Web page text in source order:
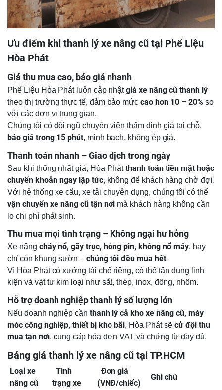
Ưu điểm khi thanh lý xe nâng cũ tại Phế Liệu
Hòa Phát
Giá thu mua cao, báo giá nhanh
Phế Liệu Hòa Phát luôn cập nhậtgiá xe nâng cũ thanh lý
theo thị trường thực tế, đảm bảo mức cao hơn 10 – 20% so
với các đơn vị trung gian.
Chúng tôi có đội ngũ chuyên viên thẩm định giá tại chỗ,
báo giá trong 15 phút, minh bạch, không ép giá.
Thanh toán nhanh – Giao dịch trong ngày
Sau khi thống nhất giá, Hòa Phátthanh toán tiền mặt hoặc
chuyển khoản ngay lập tức, không để khách hàng chờ đợi.
Với hệ thống xe cẩu, xe tải chuyên dụng, chúng tôi có thể
vận chuyển xe nâng cũ tận nơi mà khách hàng không cần
lo chi phí phát sinh.
Thu mua mọi tình trạng – Không ngại hư hỏng
Xe nâng cháy nổ, gãy trục, hỏng pin, không nổ máy, hay
chỉ còn khung sườn – chúng tôi đều mua hết.
Vì Hòa Phát có xưởng tái chế riêng, có thể tận dụng linh
kiện và vật tư kim loại như sắt, thép, inox, đồng, nhôm.
Hỗ trợ doanh nghiệp thanh lý số lượng lớn
Nếu doanh nghiệp cần thanh lý cả kho xe nâng cũ, máy
móc công nghiệp, thiết bị kho bãi, Hòa Phát sẽ cử đội thu
mua tận nơi, cung cấp hóa đơn VAT và chứng từ đầy đủ.
Bảng giá thanh lý xe nâng cũ tại TP.HCM
Loại xe
nâng cũ
Tình
trạng xe
Đơn giá
(VNĐ/chiếc)
Ghi chú